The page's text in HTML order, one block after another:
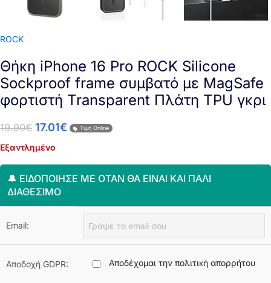
ROCK
Θήκη iPhone 16 Pro ROCK Silicone
Sockproof frame συμβατό με MagSafe
φορτιστή Transparent Πλάτη TPU γκρι
19.90€ 17.01€ Τιμή Online
Εξαντλημένο
🔔 ΕΙΔΟΠΟΊΗΣΈ ΜΕ ΌΤΑΝ ΘΑ ΕΊΝΑΙ ΚΑΙ ΠΆΛΙ
ΔΙΑΘΈΣΙΜΟ
Email:
Αποδοχή GDPR: Αποδέχομαι την πολιτική απορρήτου